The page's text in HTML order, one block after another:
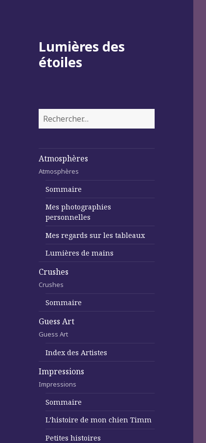
Lumières des
étoiles
Rechercher :
Atmosphères
Atmosphères
Sommaire
Mes photographies
personnelles
Mes regards sur les tableaux
Lumières de mains
Crushes
Crushes
Sommaire
Guess Art
Guess Art
Index des Artistes
Impressions
Impressions
Sommaire
L’histoire de mon chien Timm
Petites histoires